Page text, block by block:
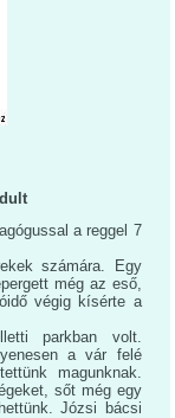
a reggel 7
számára. Egy
még az eső,
végig kísérte a
parkban volt.
a vár felé
magunknak.
sőt még egy
Józsi bácsi